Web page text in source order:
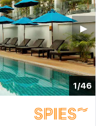
1/46
▶︎